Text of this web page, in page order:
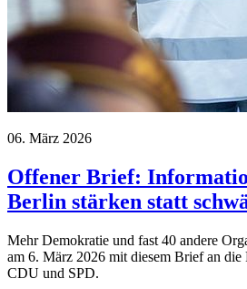
06. März 2026
Offener Brief:
Berlin stärken statt
Mehr Demokratie und fast 40 andere
am 6. März 2026 mit diesem Brief an die
CDU und SPD.